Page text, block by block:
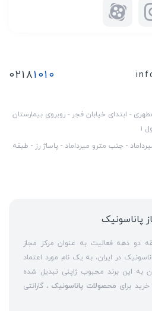
۰۲۱۸۱۰۱۰
- ابتدای خیابان فجر - روبروی بیمارستان
- جنب مترو میرداماد - پاساژ رز - طبقه
پاناسونیک
دو دهه فعالیت به عنوان مرکز مجاز
مخابراتی و اداری پاناسونیک در ایران، به یک نام مورد اعتماد
در میان مشتریان و علاقمندان به این برند محبوب ژاپنی تبدیل شده
برایمحصولات پاناسونیک، گارانتی
کلیه محصولات عرضه شده و تعهد کامل